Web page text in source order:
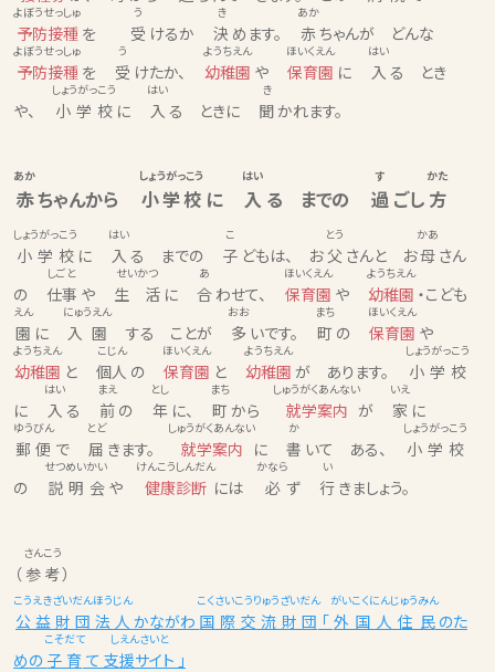
予防接種
よぼうせっしゅ
を 受
う
けるか 決
き
めます。 赤
あか
ちゃんが どんな
予防接種
よぼうせっしゅ
を 受
う
けたか、 幼稚園
ようちえん
や 保育園
ほいくえん
に 入
はい
や、 小学校
しょうがっこう
に 入
はい
る ときに 聞
き
かれます。
赤
あか
ちゃんから 小学校
しょうがっこう
に 入
はい
る までの 過
す
ごし 方
かた
小学校
しょうがっこう
に 入
はい
る までの 子
こ
どもは、 お 父
とう
さんと お母
かあ
の 仕事
しごと
や 生 活
せいかつ
に 合
あ
わせて、 保育園
ほいくえん
や 幼稚園
ようちえん
・こども
園
えん
に 入園
にゅうえん
する ことが 多
おお
いです。 町
まち
の 保育園
ほいくえん
や
幼稚園
ようちえん
と 個人
こじん
の 保育園
ほいくえん
と 幼稚園
ようちえん
が あります。 小学校
しょうがっこう
に 入
はい
る 前
まえ
の 年
とし
に、 町
まち
から 就学案内
しゅうがくあんない
が 家
いえ
に
郵便
ゆうびん
で 届
とど
きます。 就学案内
しゅうがくあんない
に 書
か
いて ある、 小学校
しょうがっこう
の 説明会
せつめいかい
や 健康診断
けんこうしんだん
には 必
かなら
ず 行
い
きましょう。
（ 参考
さんこう
）
公益財団法人
こうえきざいだんほうじん
かながわ 国際交流財団
こくさいこうりゅうざいだん
「 外国人住民
がいこくにんじゅうみん
めの 子育
こそだて
て 支援サイト
しえんさいと
」